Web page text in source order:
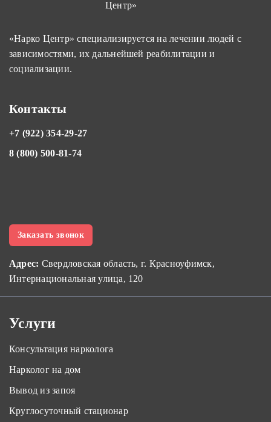
«Нарко Центр» специализируется на лечении людей с
зависимостями, их дальнейшей реабилитации и
социализации.
Контакты
+7 (922) 354-29-27
8 (800) 500-81-74
Заказать звонок
Адрес: Свердловская область, г. Красноуфимск,
Интернациональная улица, 120
Услуги
Консультация нарколога
Нарколог на дом
Вывод из запоя
Круглосуточный стационар